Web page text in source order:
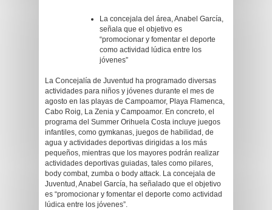
La concejala del área, Anabel García,
señala que el objetivo es
“promocionar y fomentar el deporte
como actividad lúdica entre los
jóvenes”
La Concejalía de Juventud ha programado diversas
actividades para niños y jóvenes durante el mes de
agosto en las playas de Campoamor, Playa Flamenca,
Cabo Roig, La Zenia y Campoamor. En concreto, el
programa del Summer Orihuela Costa incluye juegos
infantiles, como gymkanas, juegos de habilidad, de
agua y actividades deportivas dirigidas a los más
pequeños, mientras que los mayores podrán realizar
actividades deportivas guiadas, tales como pilares,
body combat, zumba o body attack. La concejala de
Juventud, Anabel García, ha señalado que el objetivo
es “promocionar y fomentar el deporte como actividad
lúdica entre los jóvenes”.